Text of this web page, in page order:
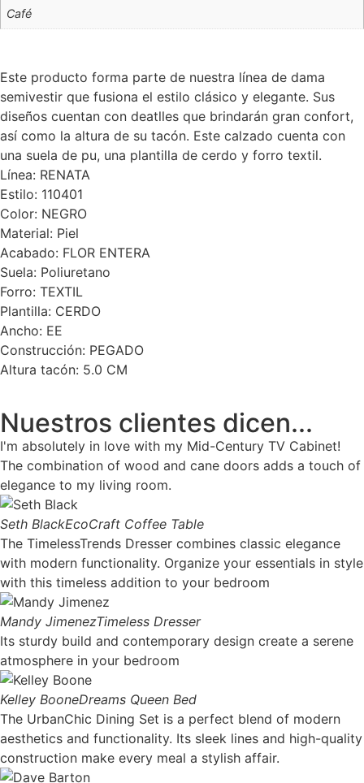
Café
Este producto forma parte de nuestra línea de dama
semivestir que fusiona el estilo clásico y elegante. Sus
diseños cuentan con deatlles que brindarán gran confort,
así como la altura de su tacón. Este calzado cuenta con
una suela de pu, una plantilla de cerdo y forro textil.
Línea: RENATA
Estilo: 110401
Color: NEGRO
Material: Piel
Acabado: FLOR ENTERA
Suela: Poliuretano
Forro: TEXTIL
Plantilla: CERDO
Ancho: EE
Construcción: PEGADO
Altura tacón: 5.0 CM
Nuestros clientes dicen...
I'm absolutely in love with my Mid-Century TV Cabinet!
The combination of wood and cane doors adds a touch of
elegance to my living room.
Seth BlackEcoCraft Coffee Table
The TimelessTrends Dresser combines classic elegance
with modern functionality. Organize your essentials in style
with this timeless addition to your bedroom
Mandy JimenezTimeless Dresser
Its sturdy build and contemporary design create a serene
atmosphere in your bedroom
Kelley BooneDreams Queen Bed
The UrbanChic Dining Set is a perfect blend of modern
aesthetics and functionality. Its sleek lines and high-quality
construction make every meal a stylish affair.